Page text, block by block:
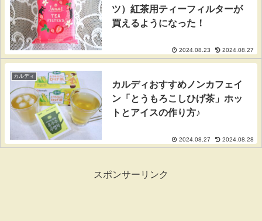
ツ）紅茶用ティーフィルターが
買えるようになった！
2024.08.23 2024.08.27
カルディ
カルディおすすめノンカフェイ
ン「とうもろこしひげ茶」ホッ
トとアイスの作り方♪
2024.08.27 2024.08.28
スポンサーリンク